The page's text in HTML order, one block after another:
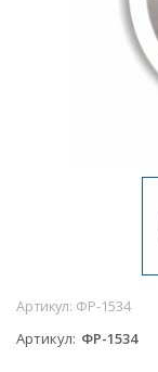
Артикул: ФР-1534
Артикул ФР-1534